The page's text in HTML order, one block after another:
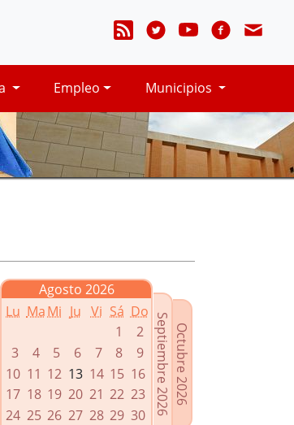
Empleo Municipios
Agosto 2026
Lu MaMi Ju Vi Sá Do
1
2
3
4 5 6 7 8
9
10 11 12 13 14 15 16
17 18 19 20 21 22 23
24 25 26 27 28 29 30
Octubre 2026
Septiembre 2026